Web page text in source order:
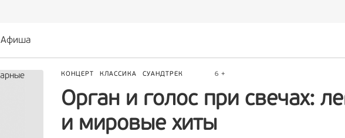
Афиша
КОНЦЕРТ КЛАССИКА СУАНДТРЕК 6 +
Орган и голос при свечах:
и мировые хиты